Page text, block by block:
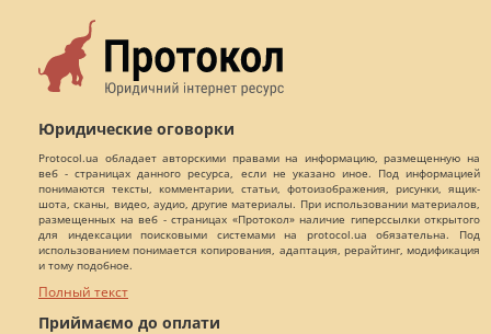
Юридические оговорки
Protocol.ua обладает авторскими правами на информацию, размещенную на
веб - страницах данного ресурса, если не указано иное. Под информацией
понимаются тексты, комментарии, статьи, фотоизображения, рисунки, ящик-
шота, сканы, видео, аудио, другие материалы. При использовании материалов,
размещенных на веб - страницах «Протокол» наличие гиперссылки открытого
для индексации поисковыми системами на protocol.ua обязательна. Под
использованием понимается копирования, адаптация, рерайтинг, модификация
и тому подобное.
Полный текст
Приймаємо до оплати